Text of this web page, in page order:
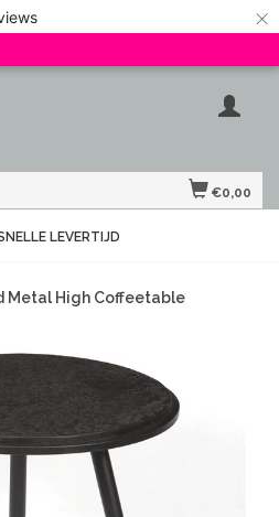
×
€0,00
LEVERTIJD
Metal High Coffeetable